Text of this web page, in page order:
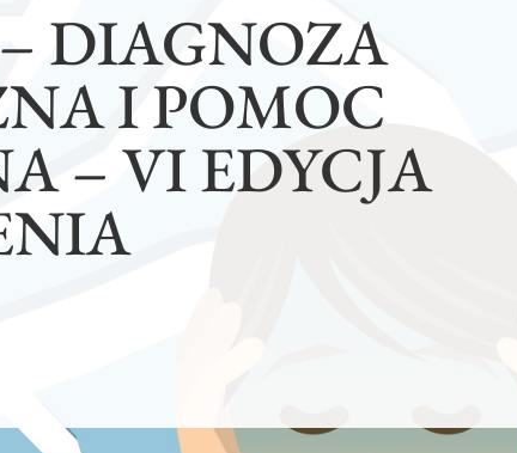
DIAGNOZA
I POMOC
– VI EDYCJA